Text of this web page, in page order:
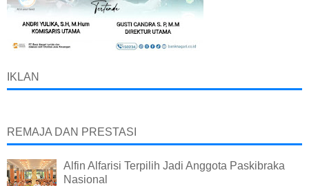
IKLAN
REMAJA DAN PRESTASI
Alfin Alfarisi Terpilih Jadi Anggota Paskibraka
Nasional